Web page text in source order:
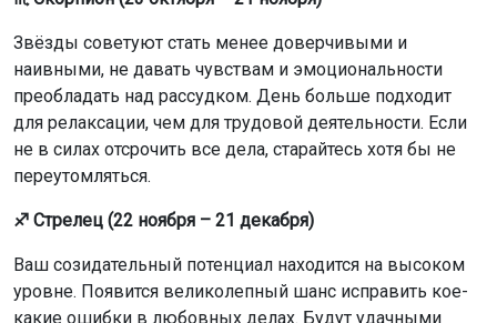
Звёзды советуют стать менее доверчивыми и
наивными, не давать чувствам и эмоциональности
преобладать над рассудком. День больше подходит
для релаксации, чем для трудовой деятельности. Если
не в силах отсрочить все дела, старайтесь хотя бы не
переутомляться.
♐ Стрелец (22 ноября – 21 декабря)
Ваш созидательный потенциал находится на высоком
уровне. Появится великолепный шанс исправить кое-
какие ошибки в любовных делах. Будут удачными